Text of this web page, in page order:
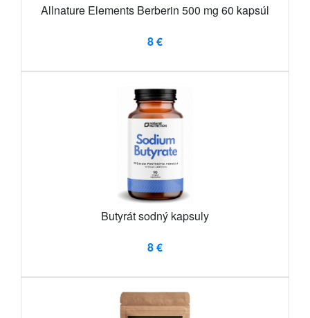
Allnature Elements Berberin 500 mg 60 kapsúl
8 €
Butyrát sodný kapsuly
8 €